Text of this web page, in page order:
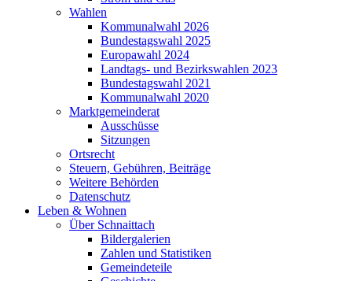
Wahlen
Kommunalwahl 2026
Bundestagswahl 2025
Europawahl 2024
Landtags- und Bezirkswahlen 2023
Bundestagswahl 2021
Kommunalwahl 2020
Marktgemeinderat
Ausschüsse
Sitzungen
Ortsrecht
Steuern, Gebühren, Beiträge
Weitere Behörden
Datenschutz
Leben & Wohnen
Über Schnaittach
Bildergalerien
Zahlen und Statistiken
Gemeindeteile